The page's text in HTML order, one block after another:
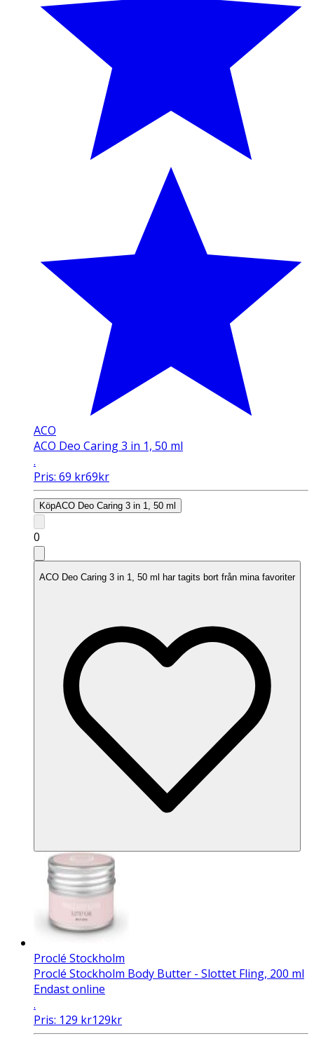
ACO
ACO Deo Caring 3 in 1, 50 ml
.
Pris: 69 kr69kr
KöpACO Deo Caring 3 in 1, 50 ml
0
ACO Deo Caring 3 in 1, 50 ml har tagits bort från mina favoriter
Proclé Stockholm
Proclé Stockholm Body Butter - Slottet Fling, 200 ml
Endast online
.
Pris: 129 kr129kr